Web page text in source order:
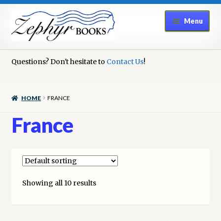
Skip
to
navigation
Skip
to
content
Menu
Cart
Checkout
Contact Us
Questions? Don't hesitate to Contact Us!
HOME FRANCE
France
Showing all 10 results